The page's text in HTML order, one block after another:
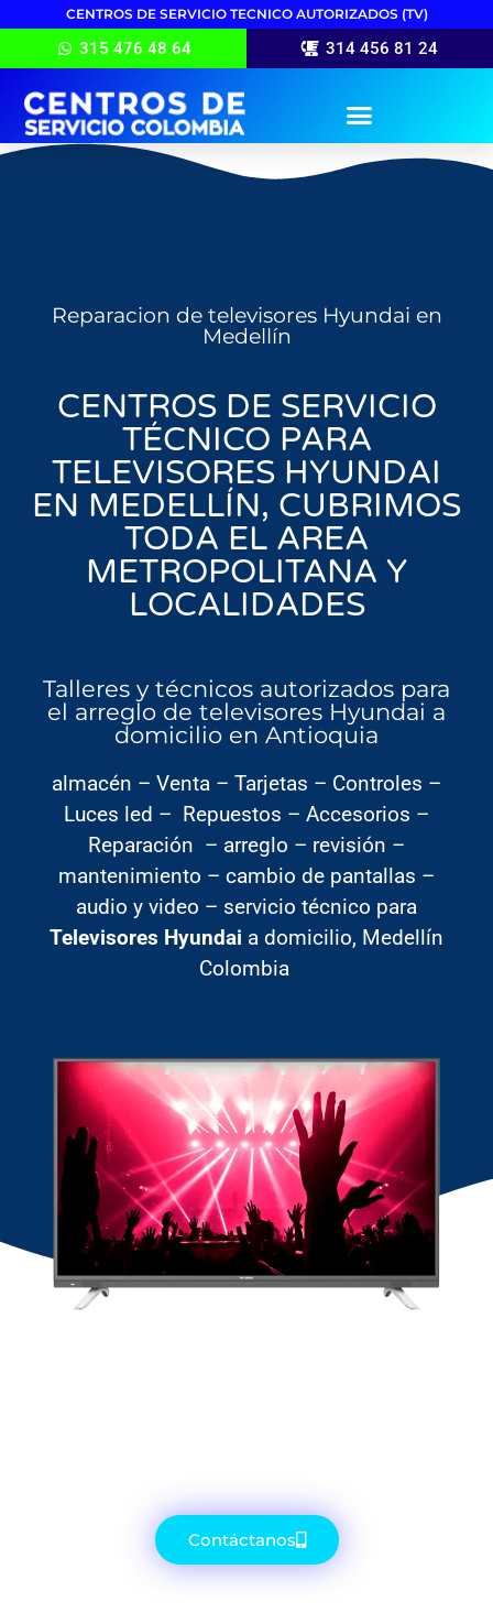
CENTROS DE SERVICIO TECNICO AUTORIZADOS (TV)
315 476 48 64 314 456 81 24
Reparacion de televisores Hyundai en
Medellín
CENTROS DE SERVICIO
TÉCNICO PARA
TELEVISORES HYUNDAI
EN MEDELLÍN, CUBRIMOS
TODA EL AREA
METROPOLITANA Y
LOCALIDADES
Talleres y técnicos autorizados para
el arreglo de televisores Hyundai a
domicilio en Antioquia
almacén – Venta – Tarjetas – Controles –
Luces led – Repuestos – Accesorios –
Reparación – arreglo – revisión –
mantenimiento – cambio de pantallas –
audio y video – servicio técnico para
Televisores Hyundai a domicilio, Medellín
Colombia
Contáctanos